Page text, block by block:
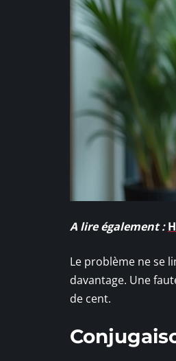
A lire également :
Le problème ne se
davantage. Une
de cent.